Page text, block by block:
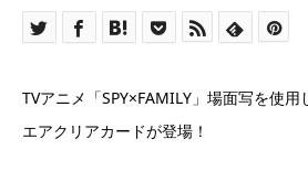
TVアニメ「SPY×FAMILY」場面写を使
エアクリアカードが登場！